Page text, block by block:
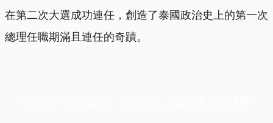
在第二次大選成功連任，創造了泰國政治史上的第一次
總理任職期滿且連任的奇蹟。